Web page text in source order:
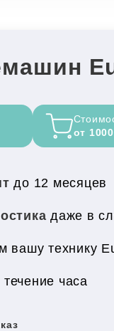
от
до 12 месяцев
даже в
вашу технику
течение часа